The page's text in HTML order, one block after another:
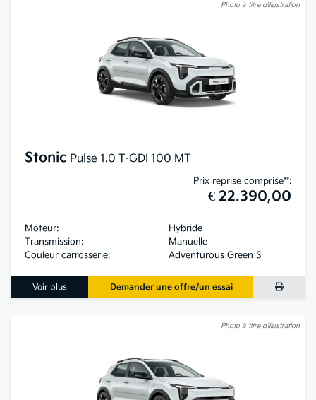
Photo à titre d’illustration
Stonic Pulse 1.0 T-GDI 100 MT
Prix reprise comprise**:
€ 22.390,00
Moteur:
Hybride
Transmission:
Manuelle
Couleur carrosserie:
Adventurous Green S
Voir plus Demander une offre/un essai
Photo à titre d’illustration